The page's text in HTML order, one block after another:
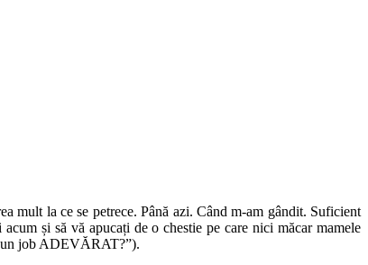
mult la ce se petrece. Până azi. Când m-am gândit. Suficient
și să vă apucați de o chestie pe care nici măcar mamele
un job ADEVĂRAT?”).